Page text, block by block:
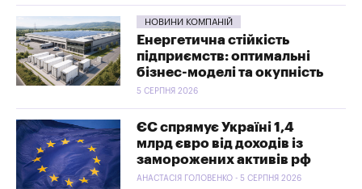
НОВИНИ КОМПАНІЙ
Енергетична стійкість
підприємств: оптимальні
бізнес-моделі та окупність
5 СЕРПНЯ 2026
ЄС спрямує Україні 1,4
млрд євро від доходів із
заморожених активів рф
АНАСТАСІЯ ГОЛОВЕНКО - 5 СЕРПНЯ 2026